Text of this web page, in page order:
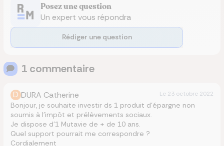
Posez une question
Un expert vous répondra
Rédiger une question
1 commentaire
D DURA Catherine Le 23 octobre 2022
Bonjour, je souhaite investir ds 1 produit d’épargne non
soumis à l’impôt et prélèvements sociaux.
Je dispose d’1 Mutavie de + de 10 ans.
Quel support pourrait me correspondre ?
Cordialement